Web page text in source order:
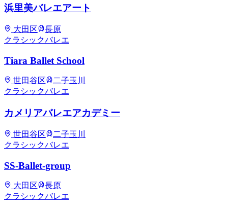
​浜里美バレエアート
大田区
長原
クラシックバレエ
Tiara Ballet School
世田谷区
二子玉川
クラシックバレエ
カメリアバレエアカデミー
世田谷区
二子玉川
クラシックバレエ
SS-Ballet-group
大田区
長原
クラシックバレエ